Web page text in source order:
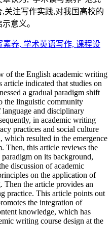
关注写作实践,对我国高校的
意义。
素养, 学术英语写作, 课程设
of the English academic writing
article indicated that studies on
a gradual paradigm shift
the linguistic community
and disciplinary
in academic writing
practices and social culture
which resulted in the emergence
Then, this article reviews the
on its background,
discussion of academic
on the application of
Then the article provides an
practice. This article points out
the integration of
knowledge, which has
writing course design at the